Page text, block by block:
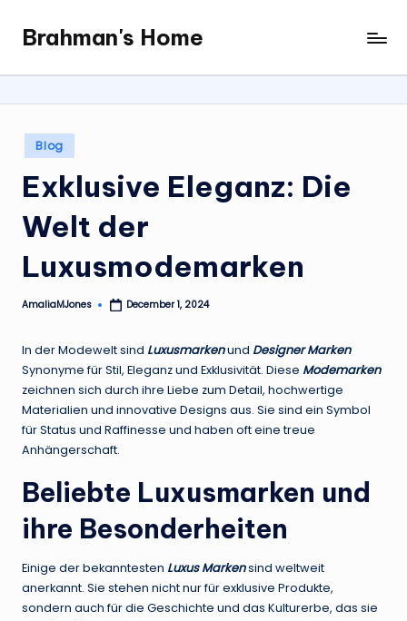
content
Brahman's Home
Spiritual
and
it
all
Posted
in
Blog
Exklusive Eleganz: Die
Welt der
Luxusmodemarken
Posted
AmaliaMJones December 1, 2024
In der Modewelt sind Luxusmarkenund Designer Marken
Synonyme für Stil, Eleganz und Exklusivität. Diese Modemarken
zeichnen sich durch ihre Liebe zum Detail, hochwertige
Materialien und innovative Designs aus. Sie sind ein Symbol
für Status und Raffinesse und haben oft eine treue
Anhängerschaft.
Beliebte Luxusmarken und
ihre Besonderheiten
Einige der bekanntesten Luxus Markensind weltweit
anerkannt. Sie stehen nicht nur für exklusive Produkte,
sondern auch für die Geschichte und das Kulturerbe, das sie